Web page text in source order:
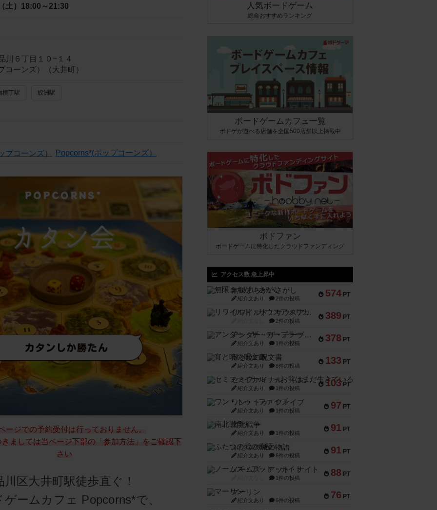
土） 18:00～21:30
川６丁目１０−１４
コーンズ）（大井町）
横丁駅 鮫洲駅
Popcorns*(ポップコーンズ）
ージでの予約受付は行っておりません。
ましては当ページ下部の「参加方法」をご確認下
さい
川区大井町駅徒歩直ぐ！
ゲームカフェ Popcorns*で、
人気ボードゲーム
総合おすすめランキング
ボードゲームカフェ一覧
ボドゲが遊べる店舗を全国500店舗以上掲載中
ボドファン
ボードゲームに特化したクラウドファンディング
アクセス数 急上昇中
574 PT
無限まちがいさがし
紹介文あり 2件の投稿
389 PT
リワイルド：サウスアメリカ
2件の投稿
378 PT
アンダー・ザ・テーブラー
紹介文あり 1件の投稿
133 PT
宵と暁の呪文書
紹介文あり 8件の投稿
103 PT
セミファイナル ～お前はまだ生きている～
紹介文あり 1件の投稿
97 PT
ワン・トゥ・ファイブ
紹介文あり 1件の投稿
91 PT
南北戦争
紹介文あり 1件の投稿
91 PT
ふたつの城の物語
紹介文あり 6件の投稿
88 PT
ノームズ・アット・ナイト
1件の投稿
76 PT
マーリン
紹介文あり 6件の投稿